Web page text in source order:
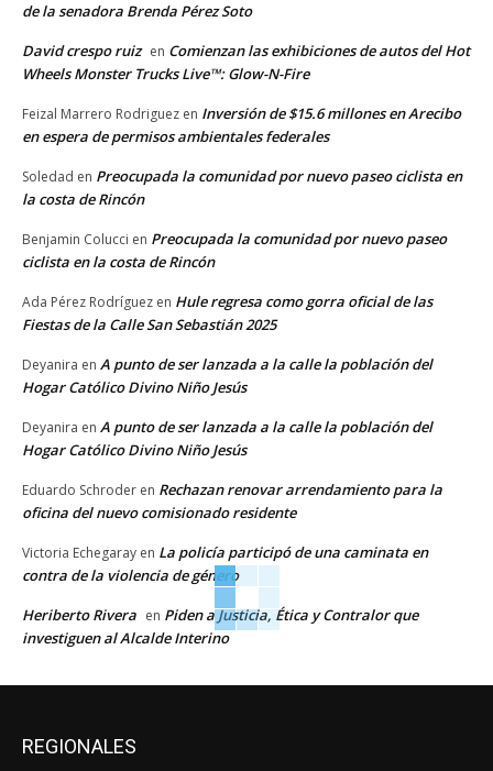
de la senadora Brenda Pérez Soto
David crespo ruiz en Comienzan las exhibiciones de autos del Hot
Wheels Monster Trucks Live™: Glow-N-Fire
Feizal Marrero Rodriguez en Inversión de $15.6 millones en Arecibo
en espera de permisos ambientales federales
Soledad en Preocupada la comunidad por nuevo paseo ciclista en
la costa de Rincón
Benjamin Colucci en Preocupada la comunidad por nuevo paseo
ciclista en la costa de Rincón
Ada Pérez Rodríguez en Hule regresa como gorra oficial de las
Fiestas de la Calle San Sebastián 2025
Deyanira en A punto de ser lanzada a la calle la población del
Hogar Católico Divino Niño Jesús
Deyanira en A punto de ser lanzada a la calle la población del
Hogar Católico Divino Niño Jesús
Eduardo Schroder en Rechazan renovar arrendamiento para la
oficina del nuevo comisionado residente
Victoria Echegaray en La policía participó de una caminata en
contra de la violencia de género
Heriberto Rivera en Piden a Justicia, Ética y Contralor que
investiguen al Alcalde Interino
REGIONALES